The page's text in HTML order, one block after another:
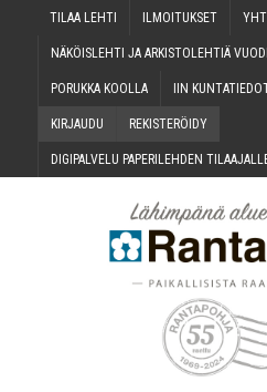
TILAA LEH­TI ILMOI­TUK­SET
NÄKÖIS­LEH­TI JA ARKIS­TO­LEH­TIÄ
PORUK­KA KOOLLA IIN
KIR­JAU­DU REKIS­TE­RÖI­DY
DIGI­PAL­VE­LU PAPE­RI­LEH­DEN